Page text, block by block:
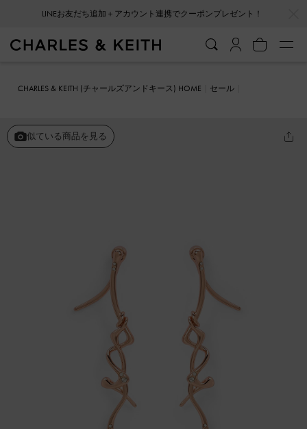
LINEお友だち追加＋アカウント連携でクーポンプレゼント！
CHARLES & KEITH (チャールズアンドキース) HOME
セール
似ている商品を見る